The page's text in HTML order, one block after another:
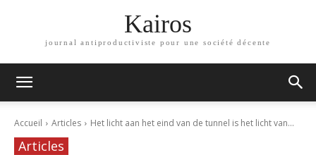
Kairos
journal antiproductiviste pour une société décente
Accueil Articles Het licht aan het eind van de tunnel is het licht van...
Articles